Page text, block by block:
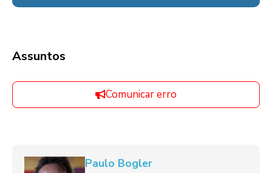
Assuntos
Comunicar erro
Paulo Bogler